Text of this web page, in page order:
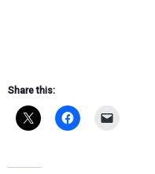
Share this: